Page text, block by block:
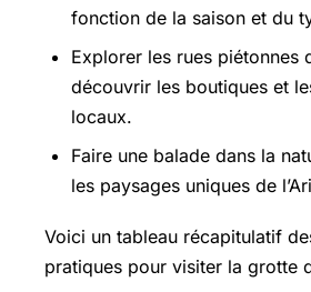
fonction de la saison et du
Explorer les rues piétonnes
découvrir les boutiques et
locaux.
Faire une balade dans la
les paysages uniques de
Voici un tableau récapitulatif
pratiques pour visiter la grotte